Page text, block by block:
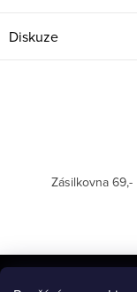
Diskuze
Zásilkovna 69,-
Z